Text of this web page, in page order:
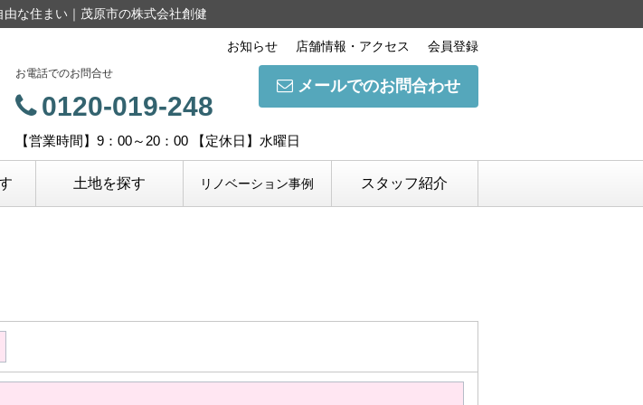
な住まい｜茂原市の株式会社創健
お知らせ 店舗情報・アクセス 会員登録
メールでのお問合わせ
お電話でのお問合せ
0120-019-248
【営業時間】9：00～20：00 【定休日】水曜日
土地を探す リノベーション事例 スタッフ紹介